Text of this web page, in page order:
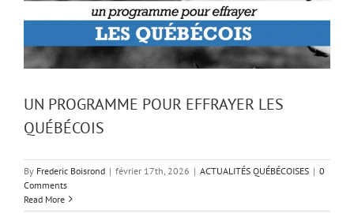
UN PROGRAMME POUR EFFRAYER LES
QUÉBÉCOIS
By Frederic Boisrond | février 17th, 2026 | ACTUALITÉS QUÉBÉCOISES | 0
Comments
Read More